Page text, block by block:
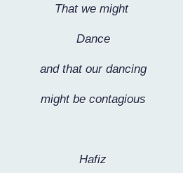
That we might
Dance
and that our dancing
might be contagious
Hafiz